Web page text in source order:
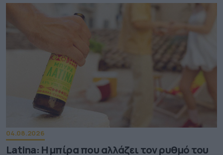
04.08.2026
Latina: Η μπίρα που αλλάζει τον ρυθμό του